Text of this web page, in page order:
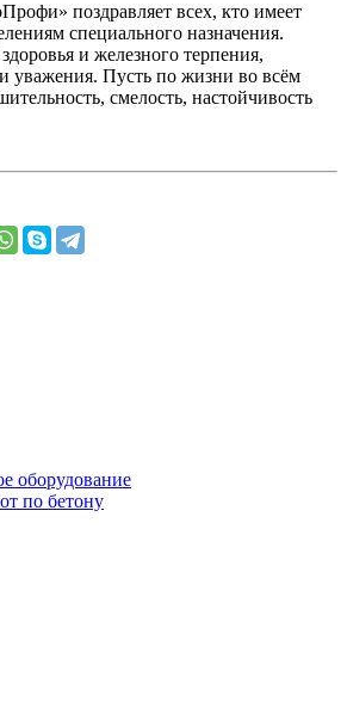
поздравляет всех, кто имеет
специального назначения.
и железного терпения,
уважения. Пусть по жизни во всём
смелость, настойчивость
оборудование
по бетону